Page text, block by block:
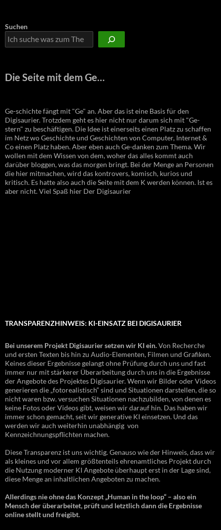
Suchen
Die Seite mit dem Ge…
Ge-schichte fängt mit "Ge" an. Aber das ist eine Basis für den
Digisaurier. Trotzdem geht es hier nicht nur darum sich mit "Ge-
stern" zu beschäftigen. Die Idee ist einerseits einen Platz zu schaffen
im Netz wo Geschichte und Geschichten von Computer, Internet &
Co einen Platz haben. Aber eben auch Ge-danken zum Thema. Wir
wollen mit dem Wissen von dem, woher das alles kommt auch
darüber bloggen, was das morgen bringt. Bei der Menge an Personen
die hier mitmachen, wird das kontrovers, komisch, kurios und
kritisch. Es hatte also auch die Seite mit dem K werden können. Ist es
aber nicht. Viel Spaß hier Der Digisaurier
TRANSPARENZHINWEIS: KI-EINSATZ BEI DIGISAURIER
Bei unserem Projekt Digisaurier setzen wir KI ein.Von Recherche
und ersten Texten bis hin zu Audio-Elementen, Filmen und Grafiken.
Keines dieser Ergebnisse gelangt ohne Prüfung durch uns und fast
immer nur mit stärkerer Überarbeitung durch uns in die Ergebnisse
der Angebote des Projektes Digisaurier. Wenn wir Bilder oder Videos
generieren die „fotorealistisch“ sind und Situationen darstellen, die so
nicht waren bzw. versuchen Situationen nachzubilden, von denen es
keine Fotos oder Videos gibt, weisen wir darauf hin. Das haben wir
immer schon gemacht, seit wir generative KI einsetzen. Und das
werden wir auch weiterhin unabhängig von
Kennzeichnungspflichten machen.
Diese Transparenz ist uns wichtig. Genauso wie der Hinweis, dass wir
als kleines und vor allem größtenteils ehrenamtliches Projekt durch
die Nutzung moderner KI Angebote überhaupt erst in der Lage sind,
diese Menge an inhaltlichen Angeboten zu machen.
Allerdings nie ohne das Konzept „Human in the loop“ – also ein
Mensch der überarbeitet, prüft und letztlich dann die Ergebnisse
online stellt und freigibt.